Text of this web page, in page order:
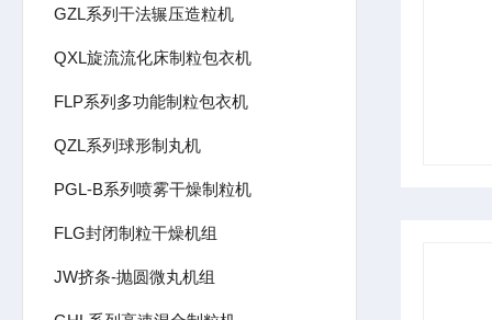
GZL系列干法辗压造粒机
QXL旋流流化床制粒包衣机
FLP系列多功能制粒包衣机
QZL系列球形制丸机
PGL-B系列喷雾干燥制粒机
FLG封闭制粒干燥机组
JW挤条-抛圆微丸机组